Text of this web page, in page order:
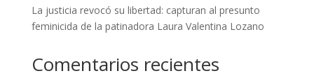
La justicia revocó su libertad: capturan al presunto
feminicida de la patinadora Laura Valentina Lozano
Comentarios recientes